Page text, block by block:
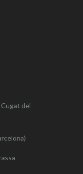
Cugat del